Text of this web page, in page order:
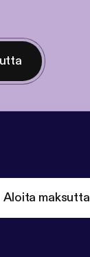
Aloita maksutta